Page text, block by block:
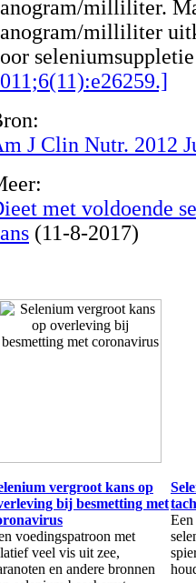
milliliter.
milliliter
J Clin Nutr. 2012
met voldoende
(11-8-2017)
vergroot kans op
bij besmetting met
voedingspatroon met
veel vis uit zee,
en andere bronnen